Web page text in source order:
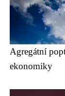
Agregátní
ekonomiky